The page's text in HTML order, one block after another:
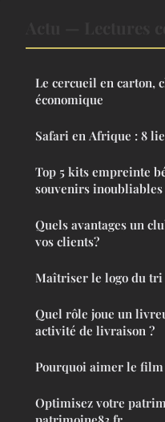
Le cercueil en carton,
économique
Safari en Afrique : 8
Top 5 kits empreinte
souvenirs inoubliables
Quels avantages un
vos clients?
Maîtriser le logo du tri
Quel rôle joue un
activité de livraison ?
Pourquoi aimer le
Optimisez votre